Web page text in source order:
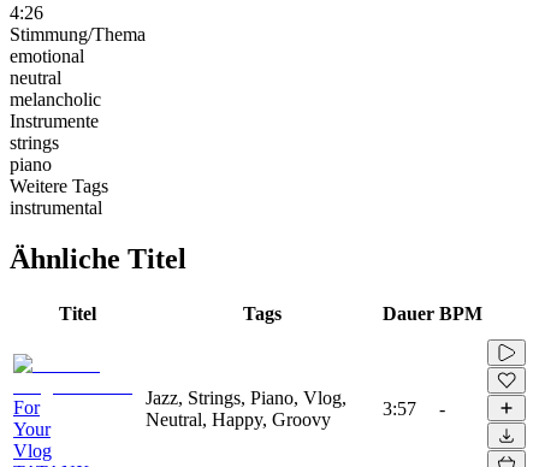
4:26
Stimmung/Thema
emotional
neutral
melancholic
Instrumente
strings
piano
Weitere Tags
instrumental
Ähnliche Titel
Titel Tags Dauer BPM
For
Your
Vlog
Jazz, Strings, Piano, Vlog,
Neutral, Happy, Groovy
3:57 -